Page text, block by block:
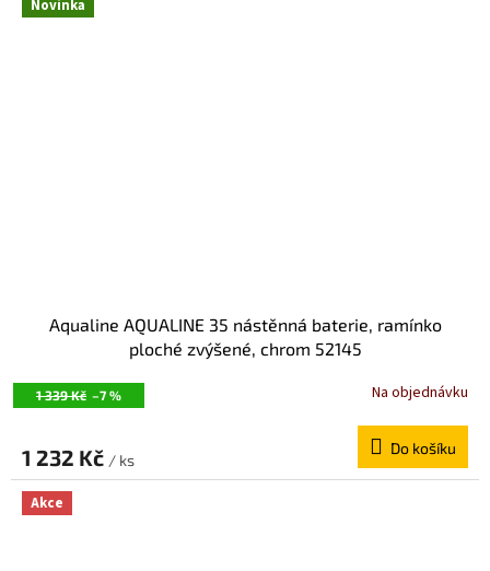
Novinka
1 339 Kč –7 %
Aqualine AQUALINE 35 nástěnná baterie, ramínko
ploché zvýšené, chrom 52145
Na objednávku
1 232 Kč / ks
Do košíku
Akce